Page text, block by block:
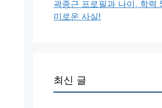
곽종근 프로필과 나이, 학력
미로운 사실!
최신 글